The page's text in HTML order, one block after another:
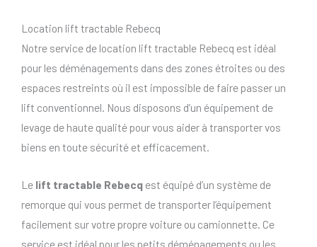
Location lift tractable Rebecq
Notre service de location lift tractable Rebecq est idéal
pour les déménagements dans des zones étroites ou des
espaces restreints où il est impossible de faire passer un
lift conventionnel. Nous disposons d’un équipement de
levage de haute qualité pour vous aider à transporter vos
biens en toute sécurité et efficacement.
Le lift tractable Rebecq est équipé d’un système de
remorque qui vous permet de transporter l’équipement
facilement sur votre propre voiture ou camionnette. Ce
service est idéal pour les petits déménagements ou les